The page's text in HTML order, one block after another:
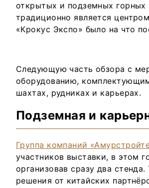
открытых и подземных горных
традиционно является
«Крокус Экспо» было на что
Следующую часть обзора с
оборудованию,
шахтах, рудниках и карьерах.
Подземная и
Группа компаний
участников выставки, в этом
организовав сразу два
решения от китайских